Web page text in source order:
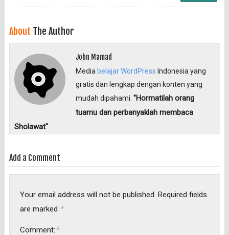
About The Author
John Mamad
Media belajar WordPress Indonesia yang
gratis dan lengkap dengan konten yang
mudah dipahami."Hormatilah orang
tuamu dan perbanyaklah membaca
Sholawat"
Add a Comment
Your email address will not be published. Required fields
are marked *
Comment:*